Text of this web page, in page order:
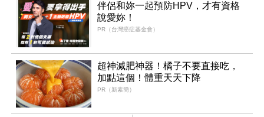
伴侶和妳一起預防HPV，才有資格
說愛妳！
PR（台灣癌症基金會）
超神減肥神器！橘子不要直接吃，
加點這個！體重天天下降
PR（新素簡）